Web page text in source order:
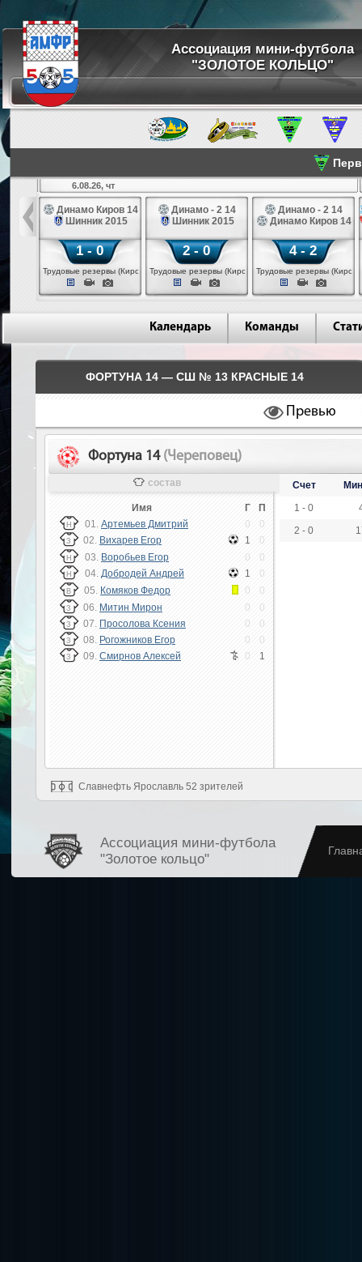
Ассоциация мини-футбола
"ЗОЛОТОЕ КОЛЬЦО"
14
6.08.26, чт
Динамо Киров 14
Шинник 2015
1 - 0
Трудовые резервы (Киров)
Динамо - 2 14
Шинник 2015
2 - 0
Трудовые резервы (Киров)
Динамо - 2 14
Динамо Киров 14
4 - 2
Трудовые резервы (Киров)
Календарь Команды
ФОРТУНА 14 — СШ № 13 КРАСНЫЕ 14
Превью
Фортуна 14 (Череповец)
состав
Имя Г П
Н 01. Артемьев Дмитрий 0 0
З 02. Вихарев Егор 1 0
Н 03. Воробьев Егор 0 0
Н 04. Добродей Андрей 1 0
В 05. Комяков Федор 0 0
З 06. Митин Мирон 0 0
З 07. Просолова Ксения 0 0
З 08. Рогожников Егор 0 0
З 09. Смирнов Алексей 0 1
Счет
1 - 0
2 - 0
Славнефть Ярославль 52 зрителей
Ассоциация мини-футбола
"Золотое кольцо"